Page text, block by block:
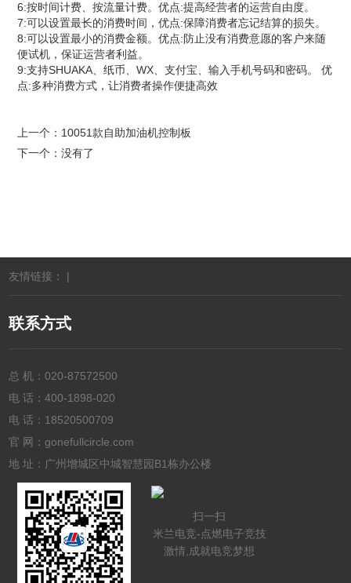
6:按时间计费、按流量计费。优点:提高经营者的运营自由度。
7:可以设置最长的消费时间，优点:保障消费者忘记结算的损失。
8:可以设置最小的消费金额。优点:防止没有消费意愿的客户来随
便试机，保证运营者利益。
9:支持SHUAKA、纸币、WX、支付宝、输入手机号码和密码。 优
点:多种消费方式，让消费者操作便捷高效
上一个： 10051款自助加油机控制板
下一个：没有了
友情链接： |
联系方式
总 机：020-87572500
电 话：400-1898-020
电 话： 18520500709
官 网：gonefullcircle.com
地 址：广州增城区中城智慧园B1栋办公楼
扫一扫
米兰电竞-点燃电子竞技
激情,成就电竞梦想